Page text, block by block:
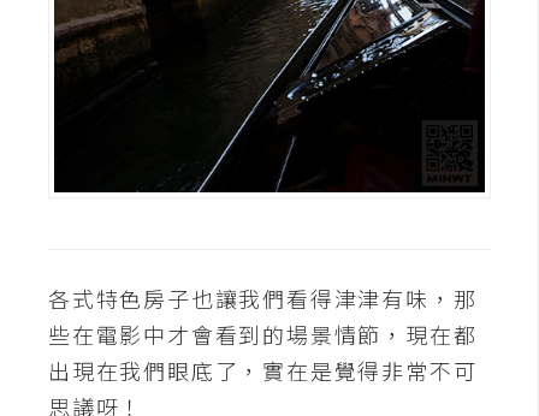
各式特色房子也讓我們看得津津有味，那
些在電影中才會看到的場景情節，現在都
出現在我們眼底了，實在是覺得非常不可
思議呀！